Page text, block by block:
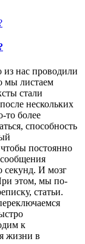
из нас проводили
мы листаем
стали
нескольких
то более
способность
постоянно
секунд. И мозг
этом, мы по-
статьи.
к
жизни в